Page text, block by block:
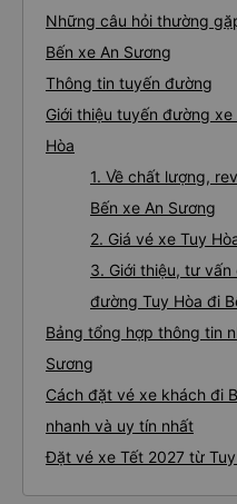
Những câu hỏi thường
Bến xe An Sương
Thông tin tuyến đường
Giới thiệu tuyến đường
Hòa
1. Về chất lượng,
Bến xe An Sương
2. Giá vé xe Tuy
3. Giới thiệu, tư
đường Tuy Hòa đi
Bảng tổng hợp thông tin
Sương
Cách đặt vé xe khách đi
nhanh và uy tín nhất
Đặt vé xe Tết 2027 từ